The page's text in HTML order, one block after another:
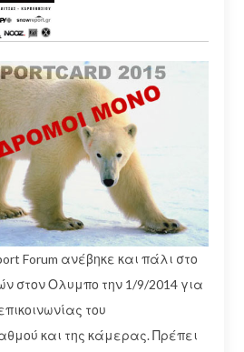
Forum ανέβηκε και πάλι στο
στον Ολυμπο την 1/9/2014 για
του
και της κάμερας. Πρέπει